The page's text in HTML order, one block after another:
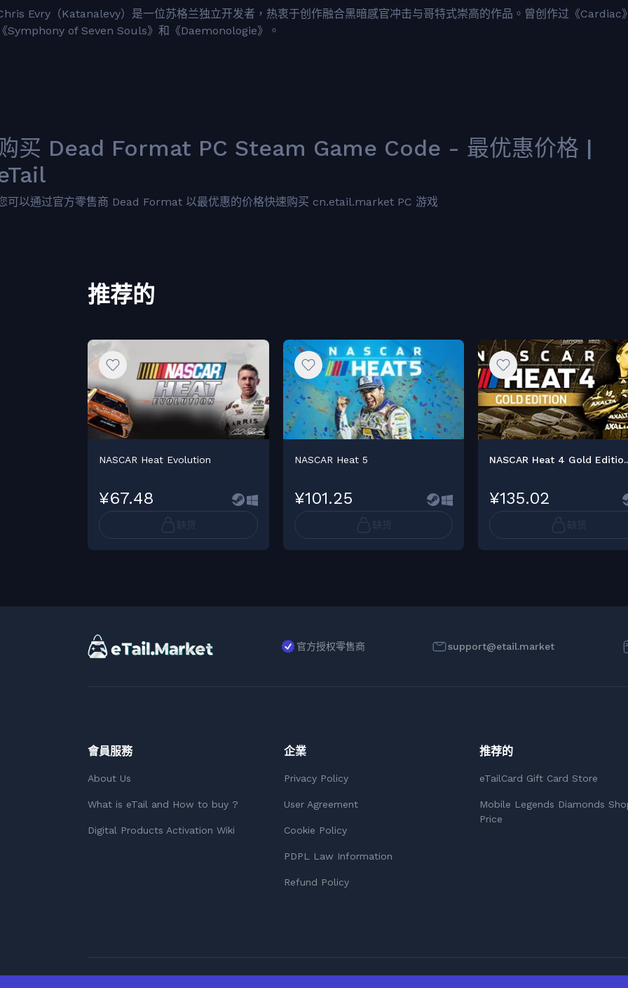
Evry（Katanalevy）是一位苏格兰独立开发者，热衷于创作融合黑暗感官冲击与哥特式崇高的作品。曾创作过《Cardiac
Symphony of Seven Souls》和《Daemonologie》。
买 Dead Format PC Steam Game Code - 最优惠价格 |
可以通过官方零售商 Dead Format 以最优惠的价格快速购买 cn.etail.market PC 游戏
推荐的
NASCAR Heat Evolution
¥67.48
缺货
NASCAR Heat 5
¥101.25
缺货
NASCAR Heat 4 Gold
¥135.02
缺货
官方授权零售商 support@etail.market
會員服務
About Us
What is eTail and How to buy ?
Digital Products Activation Wiki
企業
Privacy Policy
User Agreement
Cookie Policy
PDPL Law Information
Refund Policy
推荐的
eTailCard Gift Card Store
Mobile Legends Diamonds
Price